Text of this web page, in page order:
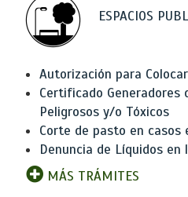
ESPACIOS
Autorización para
Certificado Generadores
Peligrosos y/o Tóxicos
Corte de pasto en casos
Denuncia de Líquidos en
MÁS TRÁMITES